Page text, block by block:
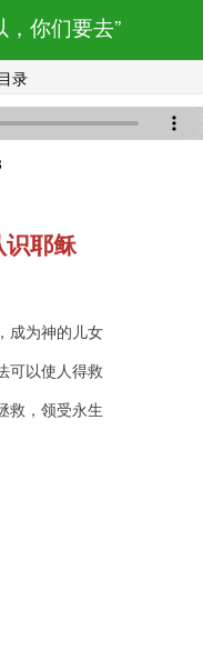
，你们要去”
目录
耶稣
成为神的儿女
可以使人得救
救，领受永生